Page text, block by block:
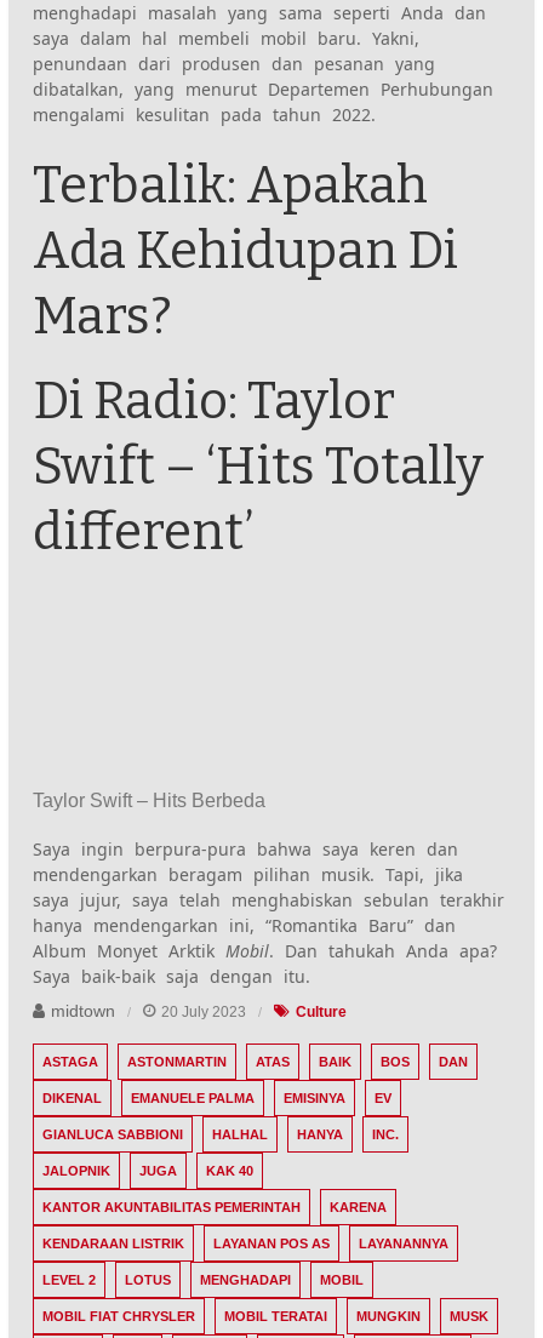
menghadapi masalah yang sama seperti Anda dan
saya dalam hal membeli mobil baru. Yakni,
penundaan dari produsen dan pesanan yang
dibatalkan, yang menurut Departemen Perhubungan
mengalami kesulitan pada tahun 2022.
Terbalik: Apakah
Ada Kehidupan Di
Mars?
Di Radio: Taylor
Swift – ‘Hits Totally
different’
Taylor Swift – Hits Berbeda
Saya ingin berpura-pura bahwa saya keren dan
mendengarkan beragam pilihan musik. Tapi, jika
saya jujur, saya telah menghabiskan sebulan terakhir
hanya mendengarkan ini, “Romantika Baru” dan
Album Monyet Arktik Mobil. Dan tahukah Anda apa?
Saya baik-baik saja dengan itu.
midtown 20 July 2023 Culture
ASTAGA ASTONMARTIN ATAS BAIK BOS DAN
DIKENAL EMANUELE PALMA EMISINYA EV
GIANLUCA SABBIONI HALHAL HANYA INC.
JALOPNIK JUGA KAK 40
KANTOR AKUNTABILITAS PEMERINTAH KARENA
KENDARAAN LISTRIK LAYANAN POS AS LAYANANNYA
LEVEL 2 LOTUS MENGHADAPI MOBIL
MOBIL FIAT CHRYSLER MOBIL TERATAI MUNGKIN MUSK